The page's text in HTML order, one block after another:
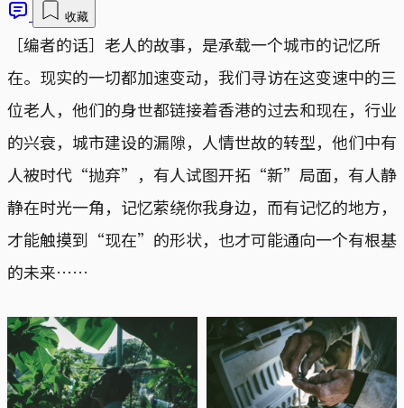
收藏
［编者的话］老人的故事，是承载一个城市的记忆所
在。现实的一切都加速变动，我们寻访在这变速中的三
位老人，他们的身世都链接着香港的过去和现在，行业
的兴衰，城市建设的漏隙，人情世故的转型，他们中有
人被时代“抛弃”，有人试图开拓“新”局面，有人静
静在时光一角，记忆萦绕你我身边，而有记忆的地方，
才能触摸到“现在”的形状，也才可能通向一个有根基
的未来……